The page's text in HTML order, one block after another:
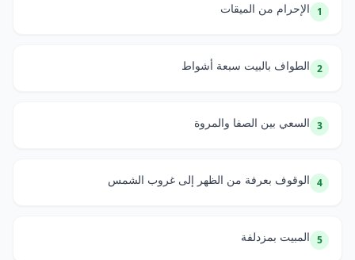
1 الإحرام من الميقات
2 الطواف بالبيت سبعة أشواط
3 السعي بين الصفا والمروة
4 الوقوف بعرفة من الظهر إلى غروب الشمس
5 المبيت بمزدلفة